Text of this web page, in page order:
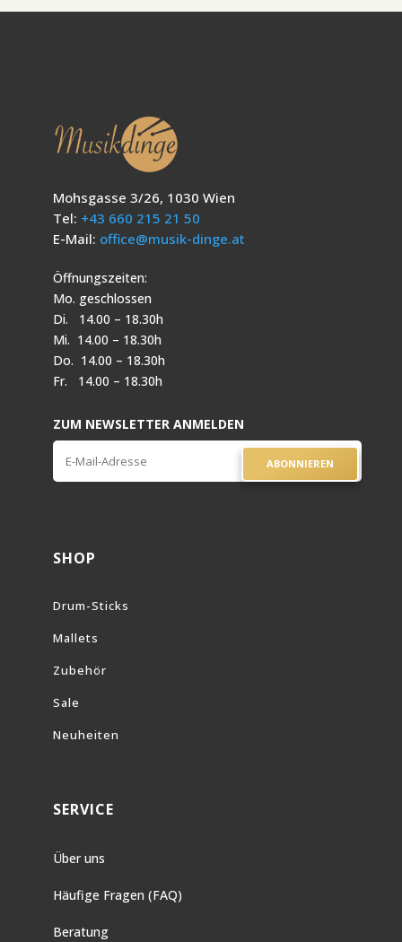
Mohsgasse 3/26, 1030 Wien
Tel: +43 660 215 21 50
E-Mail: office@musik-dinge.at
Öffnungszeiten:
Mo. geschlossen
Di. 14.00 – 18.30h
Mi. 14.00 – 18.30h
Do. 14.00 – 18.30h
Fr. 14.00 – 18.30h
ZUM NEWSLETTER ANMELDEN
ABONNIEREN
SHOP
Drum-Sticks
Mallets
Zubehör
Sale
Neuheiten
SERVICE
Über uns
Häufige Fragen (FAQ)
Beratung